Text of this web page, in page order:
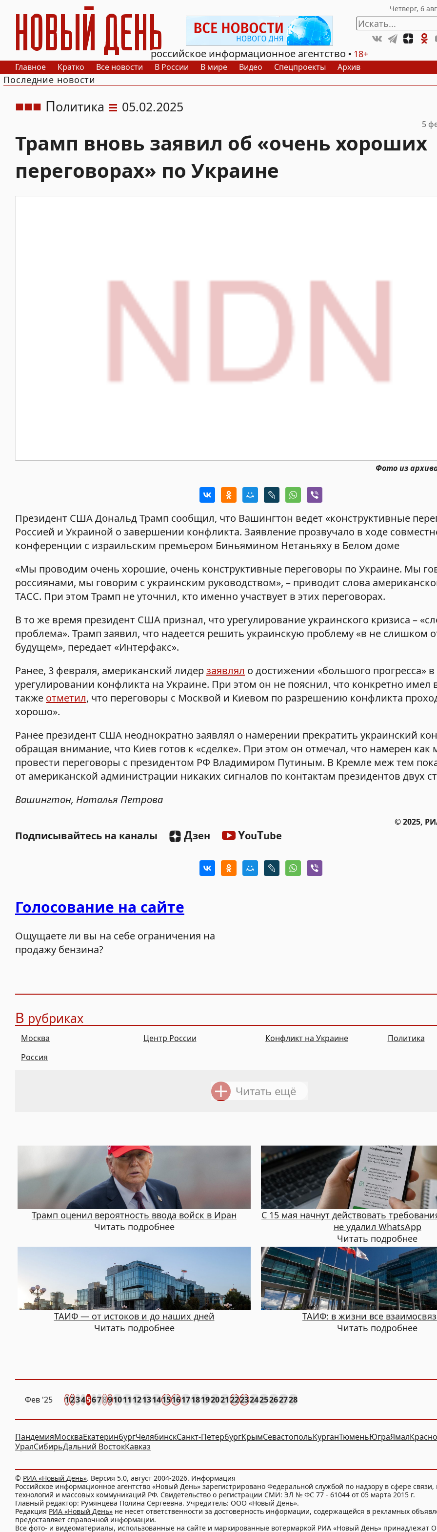
РИА Новый День
российское информационное агентство
18+
Главное Кратко Все новости В России В мире Видео Спецпроекты Архив
Последние новости
Политика 05.02.2025
5
Трамп вновь заявил об «очень хороших
переговорах» по Украине
Фото из
Президент США Дональд Трамп сообщил, что Вашингтон ведет «конструктивные
Россией и Украиной о завершении конфликта. Заявление прозвучало в ходе
конференции с израильским премьером Биньямином Нетаньяху в Белом доме
«Мы проводим очень хорошие, очень конструктивные переговоры по Украине. Мы
россиянами, мы говорим с украинским руководством», – приводит слова
ТАСС. При этом Трамп не уточнил, кто именно участвует в этих переговорах.
В то же время президент США признал, что урегулирование украинского кризиса –
проблема». Трамп заявил, что надеется решить украинскую проблему «в не слишком
будущем», передает «Интерфакс».
Ранее, 3 февраля, американский лидерзаявлял о достижении «большого прогресса» в
урегулировании конфликта на Украине. При этом он не пояснил, что конкретно имел
также отметил, что переговоры с Москвой и Киевом по разрешению конфликта
хорошо».
Ранее президент США неоднократно заявлял о намерении прекратить украинский
обращая внимание, что Киев готов к «сделке». При этом он отмечал, что намерен как
провести переговоры с президентом РФ Владимиром Путиным. В Кремле меж тем
от американской администрации никаких сигналов по контактам президентов двух
Вашингтон, Наталья Петрова
© 2025,
Подписывайтесь на каналы Дзен YouTube
Голосование на сайте
Ощущаете ли вы на себе ограничения на
продажу бензина?
В рубриках
Москва Центр России Конфликт на Украине
Политика
Россия
Читать ещё
Трамп оценил вероятность ввода войск в Иран
Читать подробнее
С 15 мая начнут действовать
не удалил WhatsApp
Читать подробнее
ТАИФ — от истоков и до наших дней
Читать подробнее
ТАИФ: в жизни все
Читать подробнее
Фев '25 12345678910111213141516171819202122232425262728
ПандемияМоскваЕкатеринбургЧелябинскСанкт-ПетербургКрымСевастопольКурганТюменьЮграЯмал
УралСибирьДальний ВостокКавказ
© РИА «Новый День». Версия 5.0, август 2004-2026. Информация
Российское информационное агентство «Новый День» зарегистрировано Федеральной службой по надзору в сфере
технологий и массовых коммуникаций РФ. Свидетельство о регистрации СМИ: ЭЛ № ФС 77 - 61044 от 05 марта 2015 г.
Главный редактор: Румянцева Полина Сергеевна. Учредитель: ООО «Новый День».
Редакция РИА «Новый День» не несет ответственности за достоверность информации, содержащейся в рекламных
предоставляет справочной информации.
Все фото- и видеоматериалы, использованные на сайте и маркированные вотермаркой РИА «Новый День» принадлежат